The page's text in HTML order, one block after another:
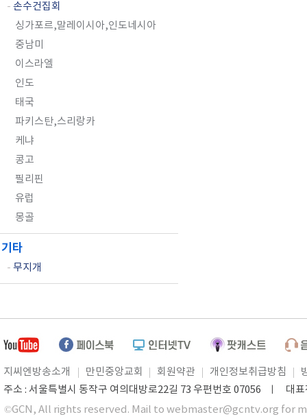
- 손수건집회
싱가포르,말레이시아,인도네시아
중남미
이스라엘
인도
태국
파키스탄,스리랑카
케냐
콩고
필리핀
유럽
몽골
기타
- 무지개
지씨엔방송소개 만민중앙교회 회원약관 개인정보취급방침
주소 : 서울특별시 동작구 여의대방로22길 73 우편번호 07056 ㅣ 대
©GCN, All rights reserved. Mail to webmaster@gcntv.org for